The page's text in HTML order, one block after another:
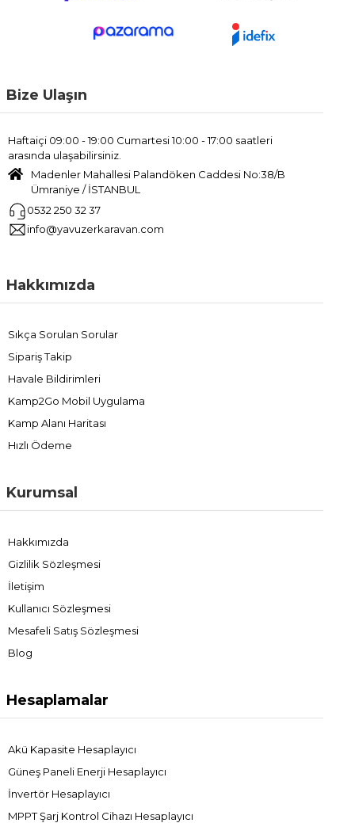
Bize Ulaşın
Haftaiçi 09:00 - 19:00 Cumartesi 10:00 - 17:00 saatleri
arasında ulaşabilirsiniz.
Madenler Mahallesi Palandöken Caddesi No:38/B
Ümraniye / İSTANBUL
0532 250 32 37
info@yavuzerkaravan.com
Hakkımızda
Sıkça Sorulan Sorular
Sipariş Takip
Havale Bildirimleri
Kamp2Go Mobil Uygulama
Kamp Alanı Haritası
Hızlı Ödeme
Kurumsal
Hakkımızda
Gizlilik Sözleşmesi
İletişim
Kullanıcı Sözleşmesi
Mesafeli Satış Sözleşmesi
Blog
Hesaplamalar
Akü Kapasite Hesaplayıcı
Güneş Paneli Enerji Hesaplayıcı
İnvertör Hesaplayıcı
MPPT Şarj Kontrol Cihazı Hesaplayıcı